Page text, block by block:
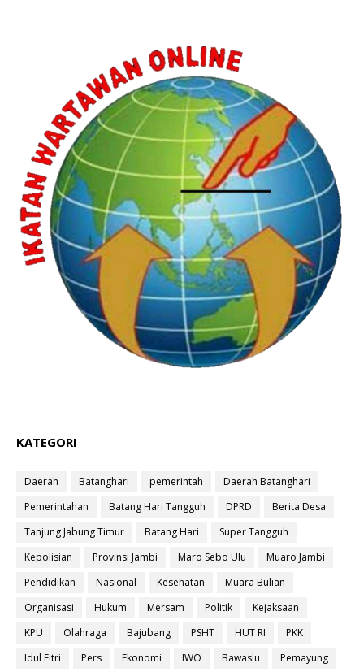
KATEGORI
Daerah Batanghari pemerintah
Daerah Batanghari
Pemerintahan
Batang Hari Tangguh DPRD
Berita Desa
Tanjung Jabung Timur
Batang Hari
Super Tangguh
Kepolisian
Provinsi Jambi Maro Sebo Ulu
Muaro Jambi
Pendidikan
Nasional Kesehatan
Muara Bulian
Organisasi
Hukum Mersam Politik
Kejaksaan
KPU
Olahraga Bajubang PSHT HUT RI
PKK
Idul Fitri
Pers Ekonomi IWO Bawaslu
Pemayung